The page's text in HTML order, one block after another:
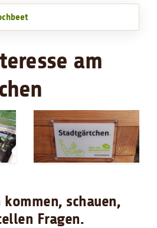
am
kommen, schauen,
Fragen.